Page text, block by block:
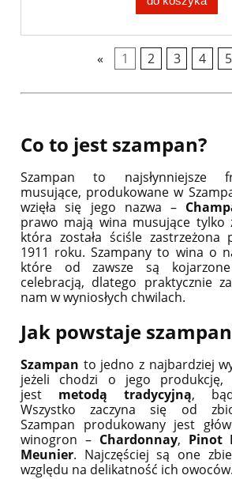
« 1 2 3 4 5
Co to jest szampan?
Szampan to najsłynniejsze
musujące, produkowane w
wzięła się jego nazwa –
prawo mają wina musujące
która została ściśle zastrzeżona
1911 roku. Szampany to wina o
które od zawsze są
celebracją, dlatego praktycznie
nam w wyniosłych chwilach.
Jak powstaje
Szampan to jedno z najbardziej
jeżeli chodzi o jego produkcję,
jest metodą tradycyjną,
Wszystko zaczyna się od
Szampan produkowany jest
winogron – Chardonnay, Pinot
Meunier. Najczęściej są one
względu na delikatność ich owoców.